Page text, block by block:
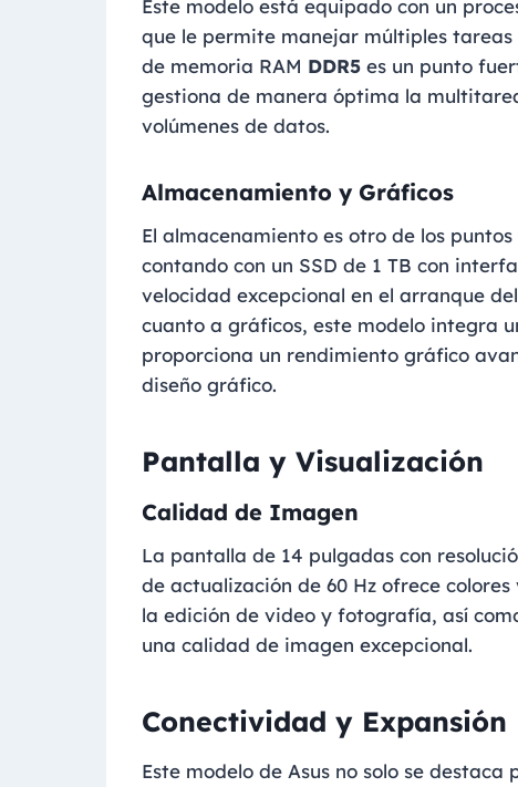
Este modelo está equipado con un
que le permite manejar múltiples tareas
de memoria RAM DDR5 es un punto
gestiona de manera óptima la
volúmenes de datos.
Almacenamiento y Gráficos
El almacenamiento es otro de los
contando con un SSD de 1 TB con
velocidad excepcional en el arranque
cuanto a gráficos, este modelo integra
proporciona un rendimiento gráfico
diseño gráfico.
Pantalla y Visualización
Calidad de Imagen
La pantalla de 14 pulgadas con
de actualización de 60 Hz ofrece
la edición de video y fotografía, así
una calidad de imagen excepcional.
Conectividad y Expansión
Este modelo de Asus no solo se